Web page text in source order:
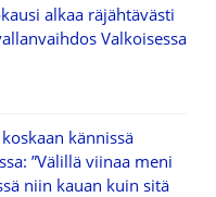
alkaa räjähtävästi
Valkoisessa
kännissä
”Välillä viinaa meni
niin kauan kuin sitä